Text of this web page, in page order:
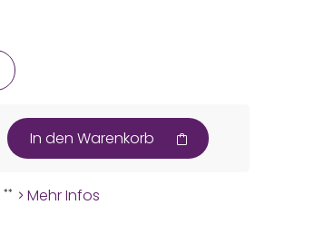
In den Warenkorb
** Mehr Infos